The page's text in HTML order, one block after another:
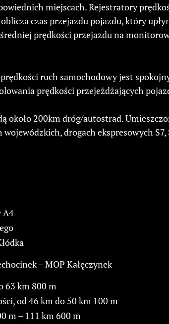
miejscach. Rejestratory
czas przejazdu pojazdu, który
prędkości przejazdu na
ruch samochodowy jest
prędkości przejeżdżających
około 200km dróg/autostrad.
drogach ekspresowych S7,
A4
– MOP Kałęczynek
63 km 800 m
od 46 km do 50 km 100 m
m – 111 km 600 m